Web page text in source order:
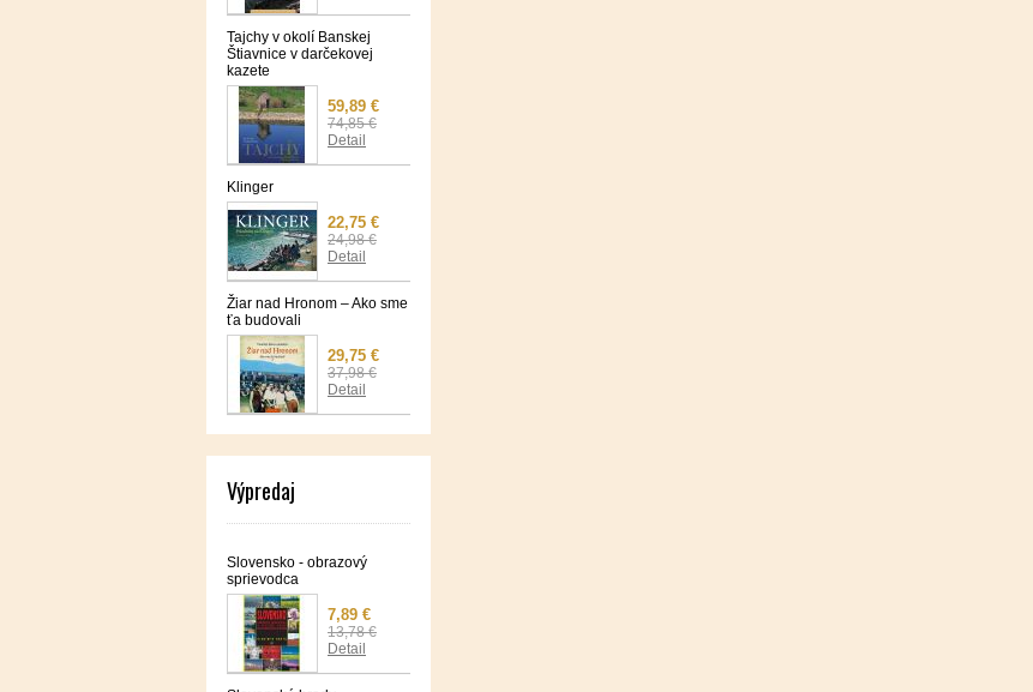
Tajchy v okolí Banskej
Štiavnice v darčekovej
kazete
59,89 €
74,85 €
Detail
Klinger
22,75 €
24,98 €
Detail
Žiar nad Hronom – Ako sme
ťa budovali
29,75 €
37,98 €
Detail
Výpredaj
Slovensko - obrazový
sprievodca
7,89 €
13,78 €
Detail